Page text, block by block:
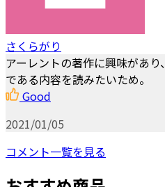
さくらがり
アーレントの著作に興味があ
である内容を読みたいため。
Good
2021/01/05
コメント一覧を見る